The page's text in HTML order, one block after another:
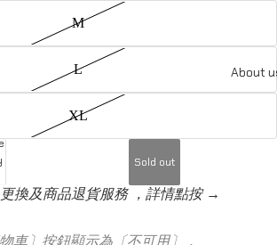
About
M
L
XL
Sold out
換及商品退貨服務 ，詳情點按 →
車〕按鈕顯示為〔不可用〕，